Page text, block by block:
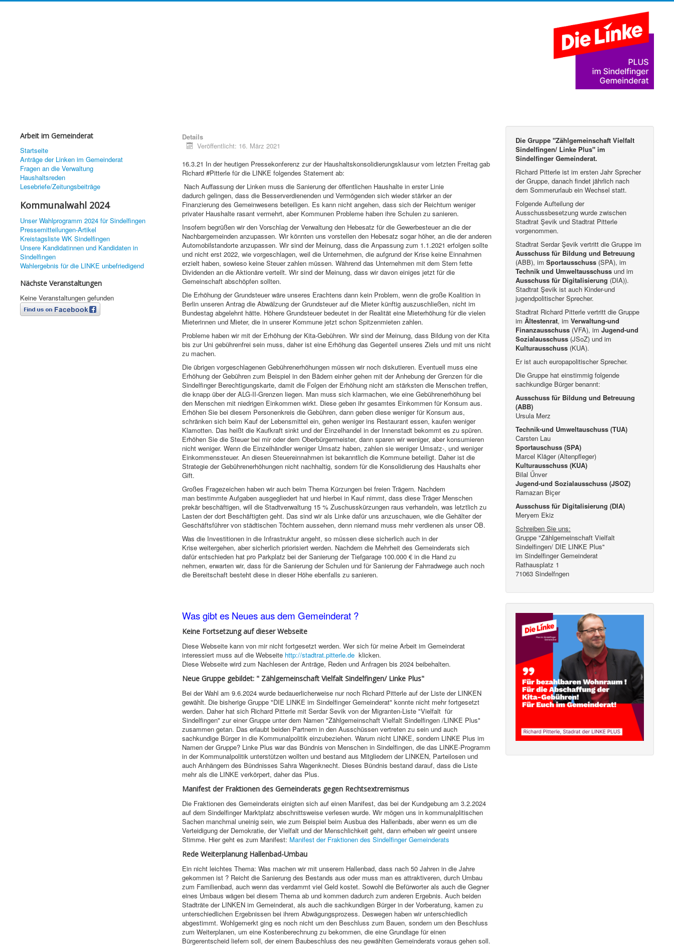
Arbeit im Gemeinderat
Startseite
Anträge der Linken im Gemeinderat
Fragen an die Verwaltung
Haushaltsreden
Lesebriefe/Zeitungsbeiträge
Kommunalwahl 2024
Unser Wahlprogramm 2024 für Sindelfingen
Pressemitteilungen-Artikel
Kreistagsliste WK Sindelfingen
Unsere Kandidatinnen und Kandidaten in
Sindelfingen
Wahlergebnis für die LINKE unbefriedigend
Nächste Veranstaltungen
Keine Veranstaltungen gefunden
Details
Veröffentlicht: 16. März 2021
16.3.21 In der heutigen Pressekonferenz zur der Haushaltskonsolidierungsklausur vom letzten Freitag gab
Richard #Pitterle für die LINKE folgendes Statement ab:
Nach Auffassung der Linken muss die Sanierung der öffentlichen Haushalte in erster Linie
dadurch gelingen, dass die Besserverdienenden und Vermögenden sich wieder stärker an der
Finanzierung des Gemeinwesens beteiligen. Es kann nicht angehen, dass sich der Reichtum weniger
privater Haushalte rasant vermehrt, aber Kommunen Probleme haben ihre Schulen zu sanieren.
Insofern begrüßen wir den Vorschlag der Verwaltung den Hebesatz für die Gewerbesteuer an die der
Nachbargemeinden anzupassen. Wir könnten uns vorstellen den Hebesatz sogar höher, an die der anderen
Automobilstandorte anzupassen. Wir sind der Meinung, dass die Anpassung zum 1.1.2021 erfolgen sollte
und nicht erst 2022, wie vorgeschlagen, weil die Unternehmen, die aufgrund der Krise keine Einnahmen
erzielt haben, sowieso keine Steuer zahlen müssen. Während das Unternehmen mit dem Stern fette
Dividenden an die Aktionäre verteilt. Wir sind der Meinung, dass wir davon einiges jetzt für die
Gemeinschaft abschöpfen sollten.
Die Erhöhung der Grundsteuer wäre unseres Erachtens dann kein Problem, wenn die große Koalition in
Berlin unseren Antrag die Abwälzung der Grundsteuer auf die Mieter künftig auszuschließen, nicht im
Bundestag abgelehnt hätte. Höhere Grundsteuer bedeutet in der Realität eine Mieterhöhung für die vielen
Mieterinnen und Mieter, die in unserer Kommune jetzt schon Spitzenmieten zahlen.
Probleme haben wir mit der Erhöhung der Kita-Gebühren. Wir sind der Meinung, dass Bildung von der Kita
bis zur Uni gebührenfrei sein muss, daher ist eine Erhöhung das Gegenteil unseres Ziels und mit uns nicht
zu machen.
Die übrigen vorgeschlagenen Gebührenerhöhungen müssen wir noch diskutieren. Eventuell muss eine
Erhöhung der Gebühren zum Beispiel in den Bädern einher gehen mit der Anhebung der Grenzen für die
Sindelfinger Berechtigungskarte, damit die Folgen der Erhöhung nicht am stärksten die Menschen treffen,
die knapp über der ALG-II-Grenzen liegen. Man muss sich klarmachen, wie eine Gebührenerhöhung bei
den Menschen mit niedrigen Einkommen wirkt. Diese geben ihr gesamtes Einkommen für Konsum aus.
Erhöhen Sie bei diesem Personenkreis die Gebühren, dann geben diese weniger für Konsum aus,
schränken sich beim Kauf der Lebensmittel ein, gehen weniger ins Restaurant essen, kaufen weniger
Klamotten. Das heißt die Kaufkraft sinkt und der Einzelhandel in der Innenstadt bekommt es zu spüren.
Erhöhen Sie die Steuer bei mir oder dem Oberbürgermeister, dann sparen wir weniger, aber konsumieren
nicht weniger. Wenn die Einzelhändler weniger Umsatz haben, zahlen sie weniger Umsatz-, und weniger
Einkommenssteuer. An diesen Steuereinnahmen ist bekanntlich die Kommune beteiligt. Daher ist die
Strategie der Gebührenerhöhungen nicht nachhaltig, sondern für die Konsolidierung des Haushalts eher
Gift.
Großes Fragezeichen haben wir auch beim Thema Kürzungen bei freien Trägern. Nachdem
man bestimmte Aufgaben ausgegliedert hat und hierbei in Kauf nimmt, dass diese Träger Menschen
prekär beschäftigen, will die Stadtverwaltung 15 % Zuschusskürzungen raus verhandeln, was letztlich zu
Lasten der dort Beschäftigten geht. Das sind wir als Linke dafür uns anzuschauen, wie die Gehälter der
Geschäftsführer von städtischen Töchtern aussehen, denn niemand muss mehr verdienen als unser OB.
Was die Investitionen in die Infrastruktur angeht, so müssen diese sicherlich auch in der
Krise weitergehen, aber sicherlich priorisiert werden. Nachdem die Mehrheit des Gemeinderats sich
dafür entschieden hat pro Parkplatz bei der Sanierung der Tiefgarage 100.000 € in die Hand zu
nehmen, erwarten wir, dass für die Sanierung der Schulen und für Sanierung der Fahrradwege auch noch
die Bereitschaft besteht diese in dieser Höhe ebenfalls zu sanieren.
Was gibt es Neues aus dem Gemeinderat ?
Keine Fortsetzung auf dieser Webseite
Diese Webseite kann von mir nicht fortgesetzt werden. Wer sich für meine Arbeit im Gemeinderat
interessiert muss auf die Webseite http://stadtrat.pitterle.de klicken.
Diese Webseite wird zum Nachlesen der Anträge, Reden und Anfragen bis 2024 beibehalten.
Neue Gruppe gebildet: " Zählgemeinschaft Vielfalt Sindelfingen/ Linke Plus"
Bei der Wahl am 9.6.2024 wurde bedauerlicherweise nur noch Richard Pitterle auf der Liste der LINKEN
gewählt. Die bisherige Gruppe "DIE LINKE im Sindelfinger Gemeinderat" konnte nicht mehr fortgesetzt
werden. Daher hat sich Richard Pitterle mit Serdar Sevik von der Migranten-Liste "Vielfalt für
Sindelfingen" zur einer Gruppe unter dem Namen "Zählgemeinschaft Vielfalt Sindelfingen /LINKE Plus"
zusammen getan. Das erlaubt beiden Partnern in den Ausschüssen vertreten zu sein und auch
sachkundige Bürger in die Kommunalpolitik einzubeziehen. Warum nicht LINKE, sondern LINKE Plus im
Namen der Gruppe? Linke Plus war das Bündnis von Menschen in Sindelfingen, die das LINKE-Programm
in der Kommunalpolitik unterstützen wollten und bestand aus Mitgliedern der LINKEN, Parteilosen und
auch Anhängern des Bündnisses Sahra Wagenknecht. Dieses Bündnis bestand darauf, dass die Liste
mehr als die LINKE verkörpert, daher das Plus.
Manifest der Fraktionen des Gemeinderats gegen Rechtsextremismus
Die Fraktionen des Gemeinderats einigten sich auf einen Manifest, das bei der Kundgebung am 3.2.2024
auf dem Sindelfinger Marktplatz abschnittsweise verlesen wurde. Wir mögen uns in kommunalplitischen
Sachen manchmal uneinig sein, wie zum Beispiel beim Ausbua des Hallenbads, aber wenn es um die
Verteidigung der Demokratie, der Vielfalt und der Menschlichkeit geht, dann erheben wir geeint unsere
Stimme. Hier geht es zum Manifest: Manifest der Fraktionen des Sindelfinger Gemeinderats
Rede Weiterplanung Hallenbad-Umbau
Ein nicht leichtes Thema: Was machen wir mit unserem Hallenbad, dass nach 50 Jahren in die Jahre
gekommen ist ? Reicht die Sanierung des Bestands aus oder muss man es attraktiveren, durch Umbau
zum Familienbad, auch wenn das verdammt viel Geld kostet. Sowohl die Befürworter als auch die Gegner
eines Umbaus wägen bei diesem Thema ab und kommen dadurch zum anderen Ergebnis. Auch beiden
Stadträte der LINKEN im Gemeinderat, als auch die sachkundigen Bürger in der Vorberatung, kamen zu
unterschiedlichen Ergebnissen bei ihrem Abwägungsprozess. Deswegen haben wir unterschiedlich
abgestimmt. Wohlgemerkt ging es noch nicht um den Beschluss zum Bauen, sondern um den Beschluss
zum Weiterplanen, um eine Kostenberechnung zu bekommen, die eine Grundlage für einen
Bürgerentscheid liefern soll, der einem Baubeschluss des neu gewählten Gemeinderats voraus gehen soll.
Die Gruppe "Zählgemeinschaft Vielfalt
Sindelfingen/ Linke Plus" im
Sindelfinger Gemeinderat.
Richard Pitterle ist im ersten Jahr Sprecher
der Gruppe, danach findet jährlich nach
dem Sommerurlaub ein Wechsel statt.
Folgende Aufteilung der
Ausschussbesetzung wurde zwischen
Stadtrat Şevik und Stadtrat Pitterle
vorgenommen.
Stadtrat Serdar Şevik vertritt die Gruppe im
Ausschuss für Bildung und Betreuung
(ABB), imSportausschuss (SPA), im
Technik und Umweltausschuss und im
Ausschuss für Digitalisierung (DIA)).
Stadtrat Şevik ist auch Kinder-und
jugendpolitischer Sprecher.
Stadtrat Richard Pitterle vertritt die Gruppe
imÄltestenrat, imVerwaltung-und
Finanzausschuss (VFA), imJugend-und
Sozialausschuss (JSoZ) und im
Kulturausschuss (KUA).
Er ist auch europapolitischer Sprecher.
Die Gruppe hat einstimmig folgende
sachkundige Bürger benannt:
Ausschuss für Bildung und Betreuung
(ABB)
Ursula Merz
Technik-und Umweltauschuss (TUA)
Carsten Lau
Sportauschuss (SPA)
Marcel Kläger (Altenpfleger)
Kulturausschuss (KUA)
Bilal Űnver
Jugend-und Sozialausschuss (JSOZ)
Ramazan Biҫer
Ausschuss für Digitalisierung (DIA)
Meryem Ekiz
Schreiben Sie uns:
Gruppe "Zählgemeinschaft Vielfalt
Sindelfingen/ DIE LINKE Plus"
im Sindelfinger Gemeinderat
Rathausplatz 1
71063 Sindelfngen